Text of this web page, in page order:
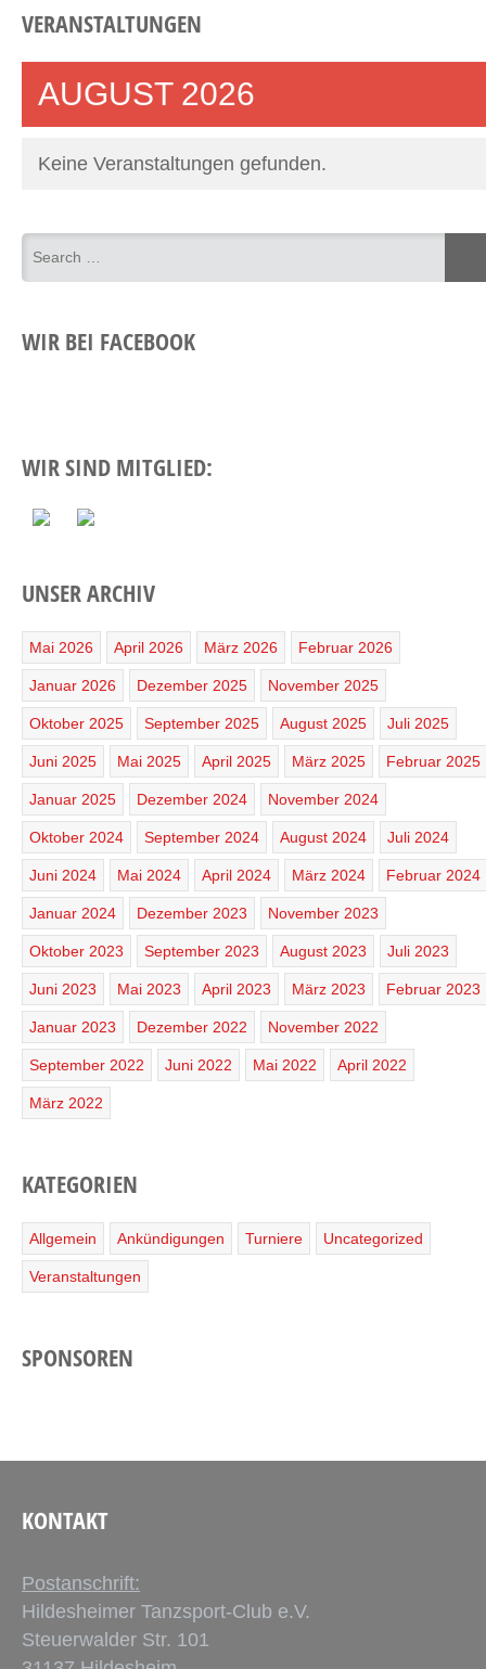
VERANSTALTUNGEN
AUGUST 2026
Keine Veranstaltungen gefunden.
WIR BEI FACEBOOK
WIR SIND MITGLIED:
UNSER ARCHIV
Mai 2026 April 2026 März 2026 Februar 2026
Januar 2026 Dezember 2025 November 2025
Oktober 2025 September 2025 August 2025 Juli 2025
Juni 2025 Mai 2025 April 2025 März 2025 Februar 2025
Januar 2025 Dezember 2024 November 2024
Oktober 2024 September 2024 August 2024 Juli 2024
Juni 2024 Mai 2024 April 2024 März 2024 Februar 2024
Januar 2024 Dezember 2023 November 2023
Oktober 2023 September 2023 August 2023 Juli 2023
Juni 2023 Mai 2023 April 2023 März 2023 Februar 2023
Januar 2023 Dezember 2022 November 2022
September 2022 Juni 2022 Mai 2022 April 2022
März 2022
KATEGORIEN
Allgemein Ankündigungen Turniere Uncategorized
Veranstaltungen
SPONSOREN
KONTAKT
Postanschrift:
Hildesheimer Tanzsport-Club e.V.
Steuerwalder Str. 101